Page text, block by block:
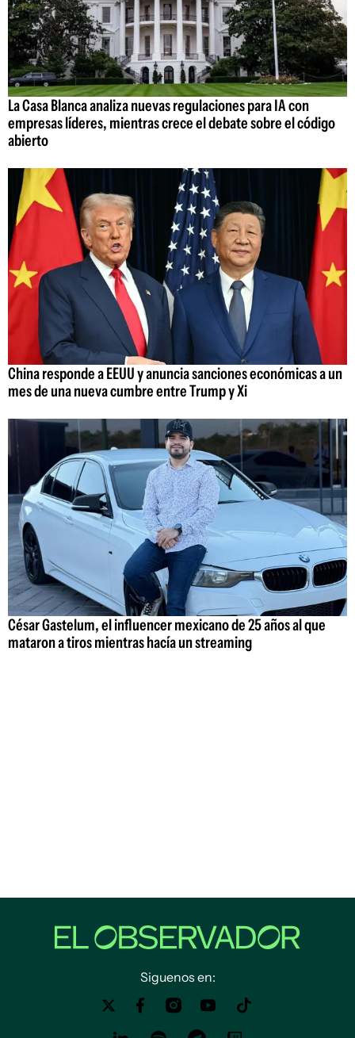
La Casa Blanca analiza nuevas regulaciones para IA con
empresas líderes, mientras crece el debate sobre el código
abierto
China responde a EEUU y anuncia sanciones económicas a un
mes de una nueva cumbre entre Trump y Xi
César Gastelum, el influencer mexicano de 25 años al que
mataron a tiros mientras hacía un streaming
Siguenos en: